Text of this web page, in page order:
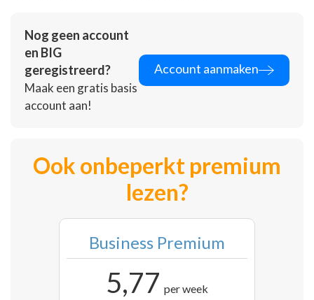
Nog geen account
en BIG
geregistreerd?
Maak een gratis basis
account aan!
Account aanmaken
Ook onbeperkt premium
lezen?
Business Premium
5,77 per week